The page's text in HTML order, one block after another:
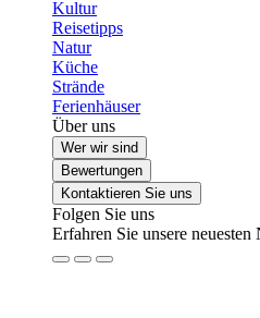
Kultur
Reisetipps
Natur
Küche
Strände
Ferienhäuser
Über uns
Wer wir sind
Bewertungen
Kontaktieren Sie uns
Folgen Sie uns
Erfahren Sie unsere